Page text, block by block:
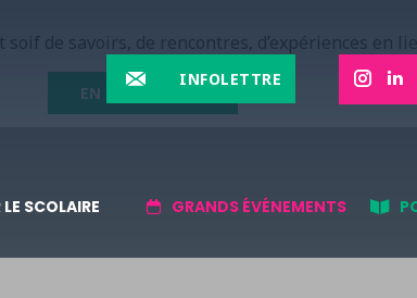
de savoirs, de rencontres, d’expériences en
EN SAVOIR PLUS
INFOLETTRE
SCOLAIRE GRANDS ÉVÉNEMENTS